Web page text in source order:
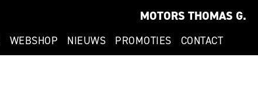
MOTORS THOMAS G.
WEBSHOP NIEUWS PROMOTIES CONTACT